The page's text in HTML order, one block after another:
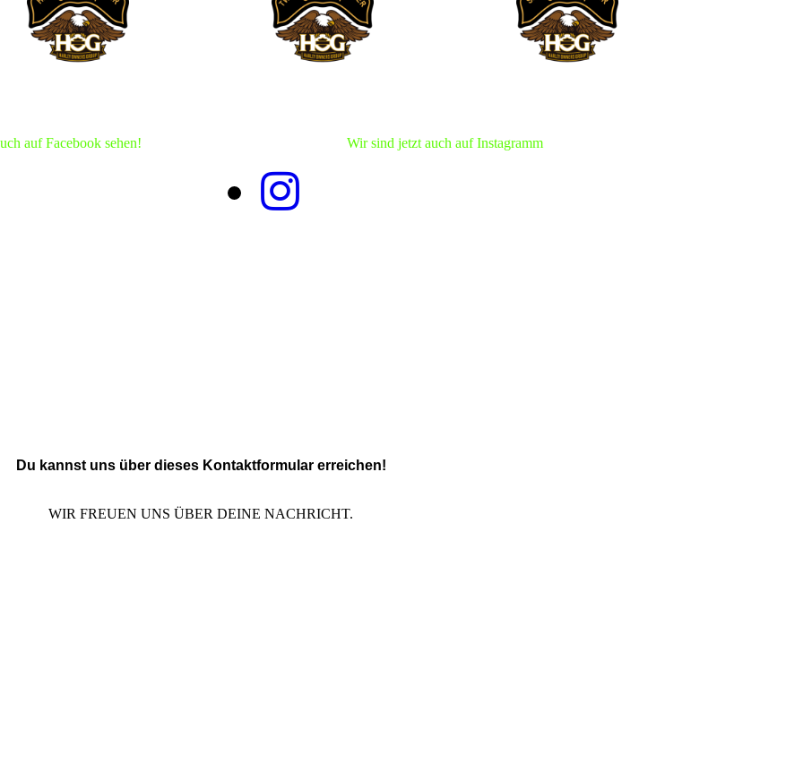
auf Facebook sehen! Wir sind jetzt auch auf Instagramm
Du kannst uns über dieses Kontaktformular erreichen!
WIR FREUEN UNS ÜBER DEINE NACHRICHT.